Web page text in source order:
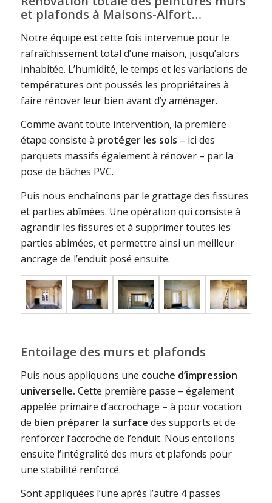
et plafonds à Maisons-Alfort…
Notre équipe est cette fois intervenue pour le
rafraîchissement total d’une maison, jusqu’alors
inhabitée. L’humidité, le temps et les variations de
températures ont poussés les propriétaires à
faire rénover leur bien avant d’y aménager.
Comme avant toute intervention, la première
étape consiste à protéger les sols – ici des
parquets massifs également à rénover – par la
pose de bâches PVC.
Puis nous enchaînons par le grattage des fissures
et parties abîmées. Une opération qui consiste à
agrandir les fissures et à supprimer toutes les
parties abimées, et permettre ainsi un meilleur
ancrage de l’enduit posé ensuite.
Entoilage des murs et plafonds
Puis nous appliquons une couche d’impression
universelle. Cette première passe – également
appelée primaire d’accrochage – à pour vocation
de bien préparer la surface des supports et de
renforcer l’accroche de l’enduit. Nous entoilons
ensuite l’intégralité des murs et plafonds pour
une stabilité renforcé.
Sont appliquées l’une après l’autre 4 passes